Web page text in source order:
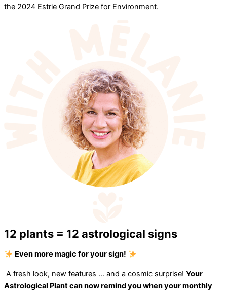
the 2024 Estrie Grand Prize for Environment.
12 plants = 12 astrological signs
Even more magic for your sign!
A fresh look, new features … and a cosmic surprise! Your
Astrological Plant can now remind you when your monthly